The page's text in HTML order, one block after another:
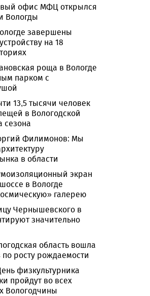
офис МФЦ открылся
Вологды
завершены
на 18
роща в Вологде
парком с
13,5 тысячи человек
в Вологодской
сезона
Филимонов: Мы
в области
экран
в Вологде
галерею
Чернышевского в
значительно
область вошла
росту рождаемости
физкультурника
пройдут во всех
Вологодчины